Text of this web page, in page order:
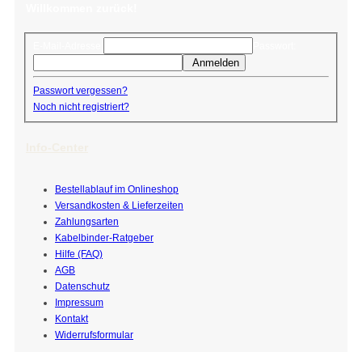
Anmelden
Passwort vergessen?
Noch nicht registriert?
Bestellablauf im Onlineshop
Versandkosten & Lieferzeiten
Zahlungsarten
Kabelbinder-Ratgeber
Hilfe (FAQ)
AGB
Datenschutz
Impressum
Kontakt
Widerrufsformular